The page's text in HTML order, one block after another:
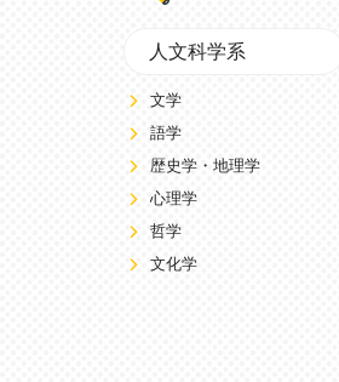
人文科学系
文学
語学
歴史学・地理学
心理学
哲学
文化学